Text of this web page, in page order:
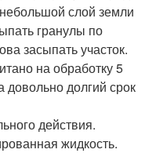
слой земли
гранулы по
засыпать участок.
на обработку 5
долгий срок
действия.
жидкость.